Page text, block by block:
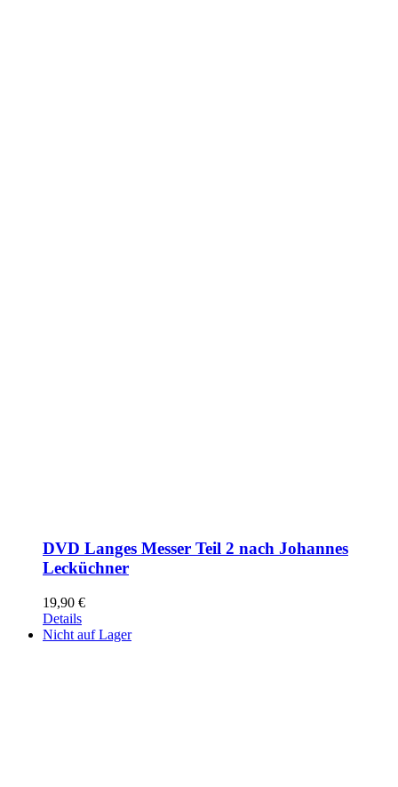
DVD Langes Messer Teil 2 nach Johannes
Lecküchner
19,90 €
Details
Nicht auf Lager